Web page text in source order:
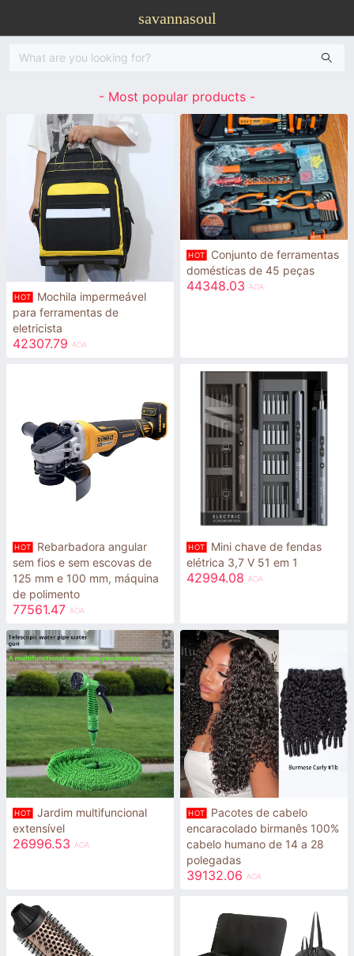
savannasoul
- Most popular products -
HOT
Mochila impermeável
para ferramentas de
eletricista
42307.79 AOA
HOT
Conjunto de ferramentas
domésticas de 45 peças
44348.03 AOA
HOT
Rebarbadora angular
sem fios e sem escovas de
125 mm e 100 mm, máquina
de polimento
77561.47 AOA
HOT
Mini chave de fendas
elétrica 3,7 V 51 em 1
42994.08 AOA
HOT
Jardim multifuncional
extensível
26996.53 AOA
HOT
Pacotes de cabelo
encaracolado birmanês 100%
cabelo humano de 14 a 28
polegadas
39132.06 AOA